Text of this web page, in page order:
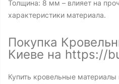
Толщина: 8 мм – влияет на
характеристики материала.
Покупка
Киеве на https://
Купить кровельные материалы